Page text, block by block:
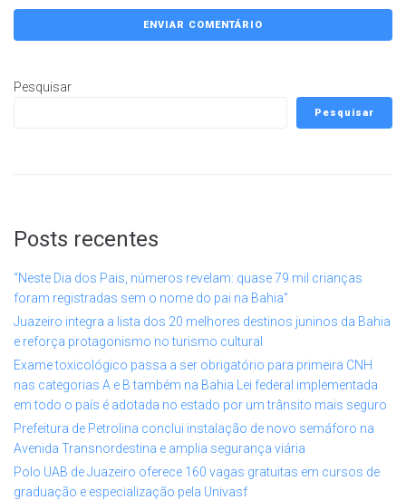
Pesquisar
Pesquisar
Posts recentes
“Neste Dia dos Pais, números revelam: quase 79 mil crianças
foram registradas sem o nome do pai na Bahia”
Juazeiro integra a lista dos 20 melhores destinos juninos da Bahia
e reforça protagonismo no turismo cultural
Exame toxicológico passa a ser obrigatório para primeira CNH
nas categorias A e B também na Bahia Lei federal implementada
em todo o país é adotada no estado por um trânsito mais seguro
Prefeitura de Petrolina conclui instalação de novo semáforo na
Avenida Transnordestina e amplia segurança viária
Polo UAB de Juazeiro oferece 160 vagas gratuitas em cursos de
graduação e especialização pela Univasf